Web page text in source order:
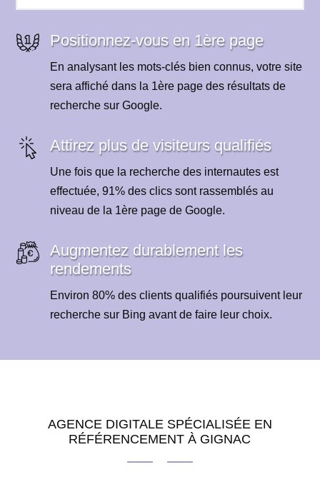
Positionnez-vous en 1ère page
En analysant les mots-clés bien connus, votre site
sera affiché dans la 1ère page des résultats de
recherche sur Google.
Attirez plus de visiteurs qualifiés
Une fois que la recherche des internautes est
effectuée, 91% des clics sont rassemblés au
niveau de la 1ère page de Google.
Augmentez durablement les
rendements
Environ 80% des clients qualifiés poursuivent leur
recherche sur Bing avant de faire leur choix.
AGENCE DIGITALE SPÉCIALISÉE EN
RÉFÉRENCEMENT À GIGNAC